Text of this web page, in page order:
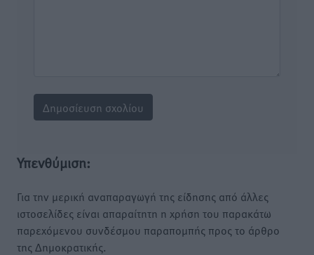
Υπενθύμιση:
Για την μερική αναπαραγωγή της είδησης από άλλες
ιστοσελίδες είναι απαραίτητη η χρήση του παρακάτω
παρεχόμενου συνδέσμου παραπομπής προς το άρθρο
της Δημοκρατικής.